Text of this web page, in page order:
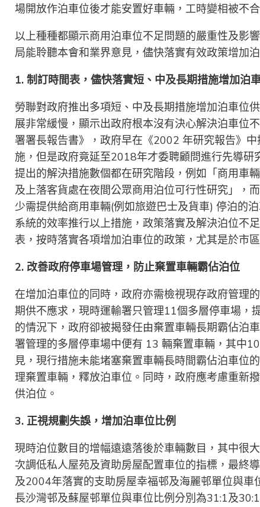
場開放作泊車位後才能安置好車輛，工時變相被不
以上種種都顯示商用泊車位不足問題的嚴重性及影
局能聆聽本會和業界意見，儘快落實有效政策增加
1. 制訂時間表，儘快落實短、中及長期措施增加泊
勞聯對政府推出多項短、中及長期措施增加泊車位
展非常緩慢，顯示出政府根本沒有決心解決泊車位
署署長報告書》，政府早在《2002 年研究報告》
施，但是政府竟延至2018年才委聘顧問進行先導研
提出的解決措施數個都在研究階段，例如「商用車
及上落客貨處在夜間公眾商用泊位可行性研究」，
少需提供給商用車輛(例如旅遊巴士及貨車) 停泊的
系統的效率推行以上措施，政策落實及解決泊位不
表，按時落實各項增加泊車位的政策，尤其是於市
2. 改善政府停車場管理，防止棄置車輛霸佔泊位
在增加泊車位的同時，政府亦需檢視現存政府管理
期供不應求，現時運輸署只管理11個多層停車場
的情況下，政府卻被揭發任由棄置車輛長期霸佔泊
署管理的多層停車場中便有 13 輛棄置車輛，其中
見，現行措施未能堵塞棄置車輛長時間霸佔泊車位
理棄置車輛，釋放泊車位。同時，政府應考慮重新
供泊位。
3. 正視規劃失誤，增加泊車位比例
現時泊位數目的增幅遠遠落後於車輛數目，其中很
次調低私人屋苑及資助房屋配置車位的指標，最終
及2004年落實的支助房屋幸福邨及海麗邨單位與
長沙灣邨及蘇屋邨單位與車位比例分別為31:1及30:1